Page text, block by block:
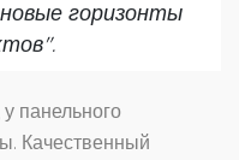
горизонты
панельного
Качественный